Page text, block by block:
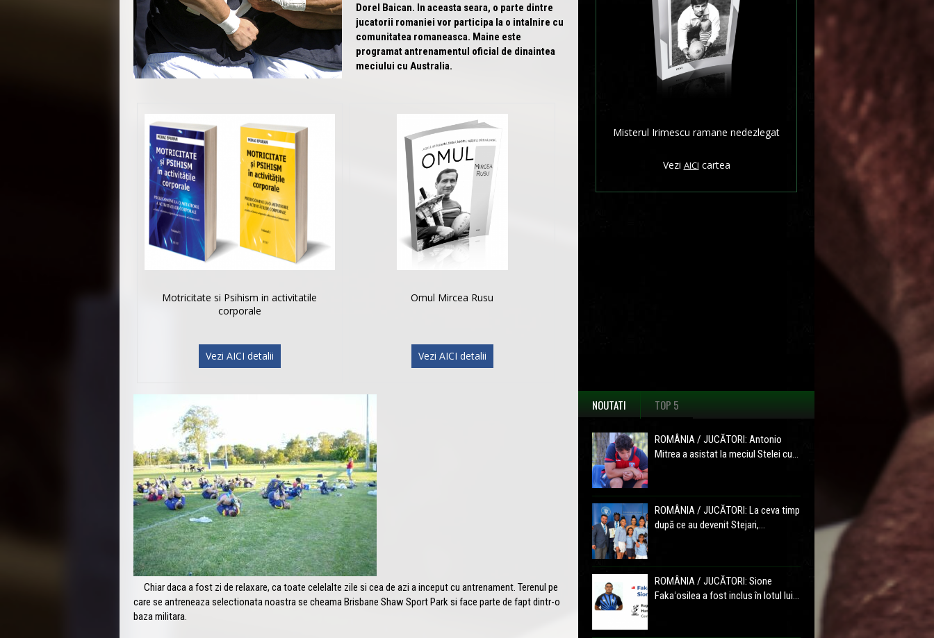
Dorel Baican. In aceasta seara, o parte dintre
jucatorii romaniei vor participa la o intalnire cu
comunitatea romaneasca. Maine este
programat antrenamentul oficial de dinaintea
meciului cu Australia.
Motricitate si Psihism in activitatile
corporale
Vezi AICI detalii
Omul Mircea Rusu
Vezi AICI detalii
Chiar daca a fost zi de relaxare, ca toate celelalte zile si cea de azi a inceput cu antrenament. Terenul pe
care se antreneaza selectionata noastra se cheama Brisbane Shaw Sport Park si face parte de fapt dintr-o
baza militara.
Misterul Irimescu ramane nedezlegat
Vezi AICI cartea
NOUTATI TOP 5
ROMÂNIA / JUCĂTORI: Antonio
Mitrea a asistat la meciul Stelei cu...
ROMÂNIA / JUCĂTORI: La ceva timp
după ce au devenit Stejari,...
ROMÂNIA / JUCĂTORI: Sione
Fakaʻosilea a fost inclus în lotul lui...